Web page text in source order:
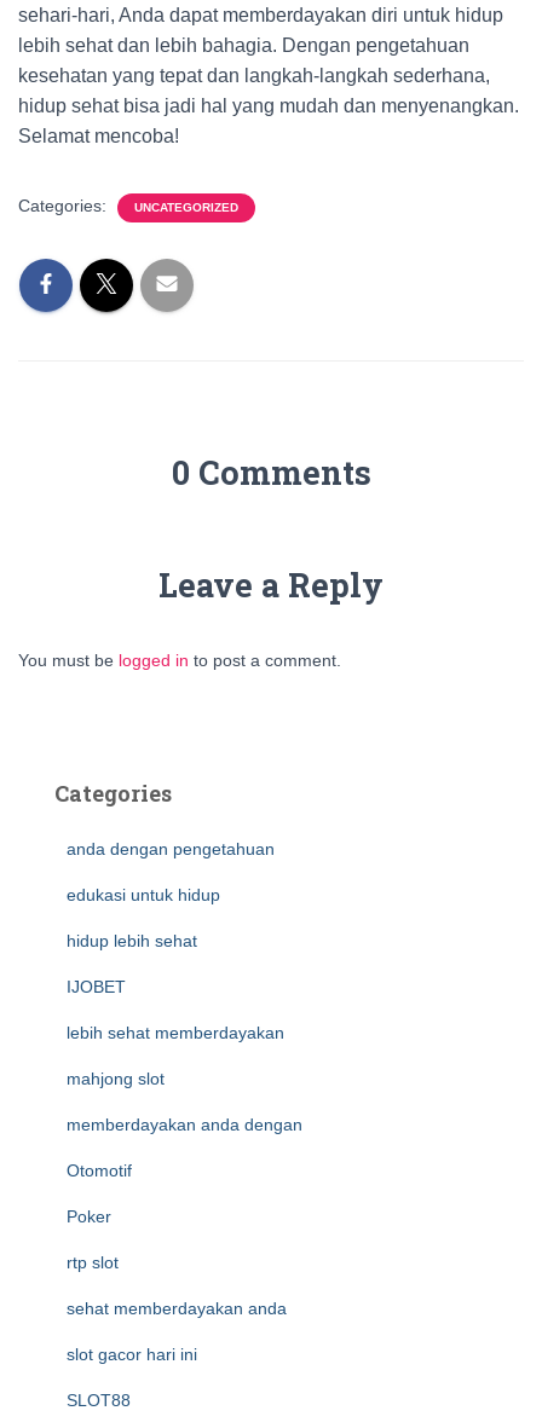
sehari-hari, Anda dapat memberdayakan diri untuk hidup
lebih sehat dan lebih bahagia. Dengan pengetahuan
kesehatan yang tepat dan langkah-langkah sederhana,
hidup sehat bisa jadi hal yang mudah dan menyenangkan.
Selamat mencoba!
Categories: UNCATEGORIZED
0 Comments
Leave a Reply
You must be logged in to post a comment.
Categories
anda dengan pengetahuan
edukasi untuk hidup
hidup lebih sehat
IJOBET
lebih sehat memberdayakan
mahjong slot
memberdayakan anda dengan
Otomotif
Poker
rtp slot
sehat memberdayakan anda
slot gacor hari ini
SLOT88